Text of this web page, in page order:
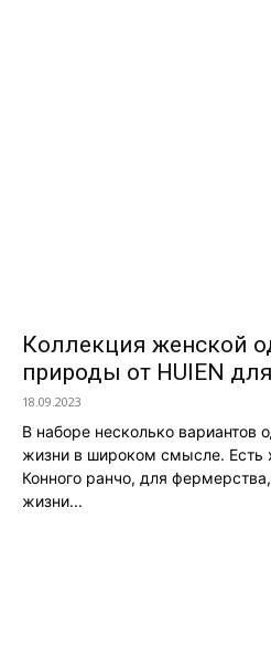
Коллекция женской
природы от HUIEN
18.09.2023
В наборе несколько вариантов
жизни в широком смысле. Есть
Конного ранчо, для
жизни...